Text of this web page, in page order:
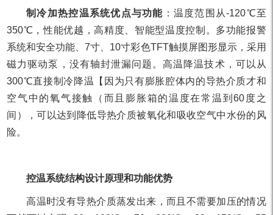
制冷加热控温系统优点与功能 ：温度范围从-120℃至
350℃，性能优越，高精度、智能型温度控制。多功能报警
系统和安全功能、7寸、10寸彩色TFT触摸屏图形显示，采用
磁力驱动泵，没有轴封泄漏问题。高温降温技术，可以从
300℃直接制冷降温【因为只有膨胀腔体内的导热介质才和
空气中的氧气接触（而且膨胀箱的温度在常温到60度之
间），可以达到降低导热介质被氧化和吸收空气中水份的风
险。
控温系统结构设计原理和功能优势
高温时没有导热介质蒸发出来，而且不需要加压的情况